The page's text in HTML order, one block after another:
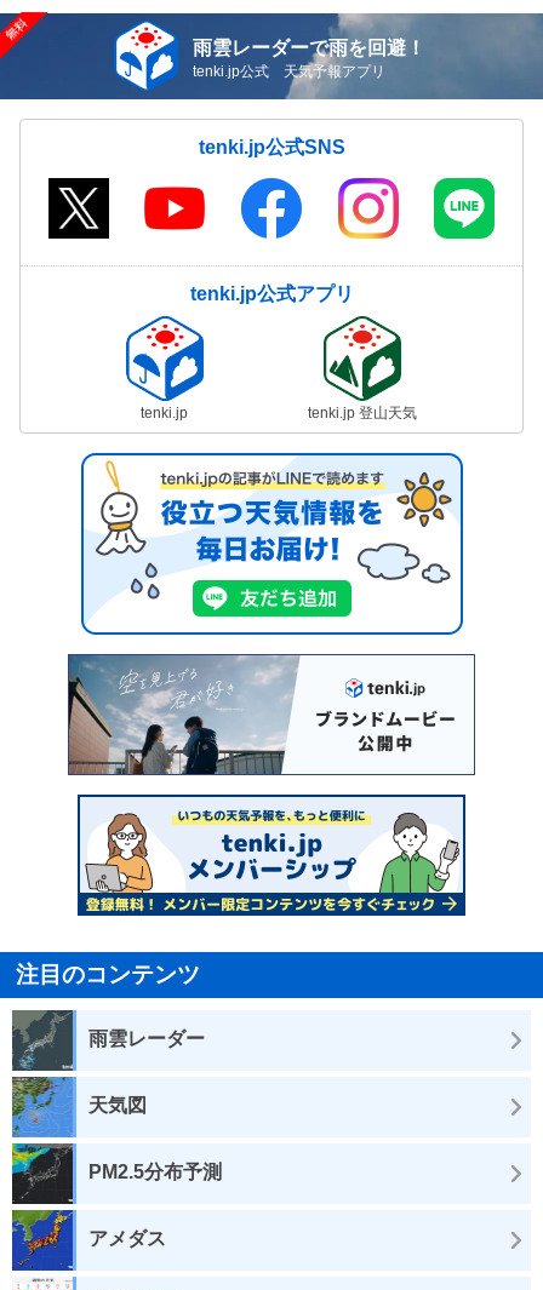
雨雲レーダーで雨を回避！
tenki.jp公式 天気予報アプリ
tenki.jp公式SNS
tenki.jp公式アプリ
tenki.jp tenki.jp 登山天気
注目のコンテンツ
雨雲レーダー
天気図
PM2.5分布予測
アメダス